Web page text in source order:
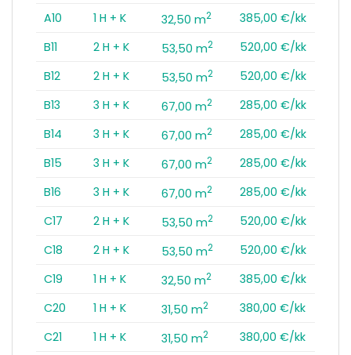
A10
1 H + K 32,50 m2
385,00 €/kk
B11
2 H + K 53,50 m2
520,00 €/kk
B12
2 H + K 53,50 m2
520,00 €/kk
B13
3 H + K 67,00 m2
285,00 €/kk
B14
3 H + K 67,00 m2
285,00 €/kk
B15
3 H + K 67,00 m2
285,00 €/kk
B16
3 H + K 67,00 m2
285,00 €/kk
C17
2 H + K 53,50 m2
520,00 €/kk
C18
2 H + K 53,50 m2
520,00 €/kk
C19
1 H + K 32,50 m2
385,00 €/kk
C20
1 H + K 31,50 m2
380,00 €/kk
C21
1 H + K 31,50 m2
380,00 €/kk